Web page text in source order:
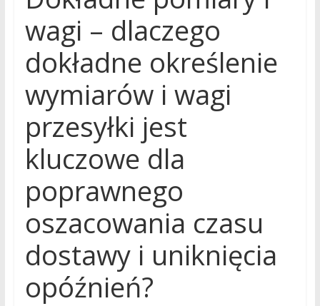
wagi – dlaczego
dokładne określenie
wymiarów i wagi
przesyłki jest
kluczowe dla
poprawnego
oszacowania czasu
dostawy i uniknięcia
opóźnień?